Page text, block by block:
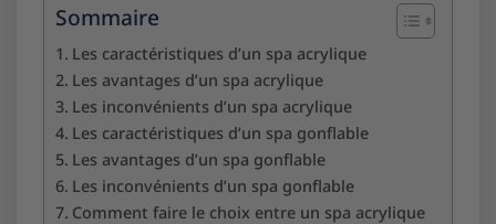
Sommaire
Les caractéristiques d’un spa acrylique
Les avantages d’un spa acrylique
Les inconvénients d’un spa acrylique
Les caractéristiques d’un spa gonflable
Les avantages d’un spa gonflable
Les inconvénients d’un spa gonflable
Comment faire le choix entre un spa acrylique